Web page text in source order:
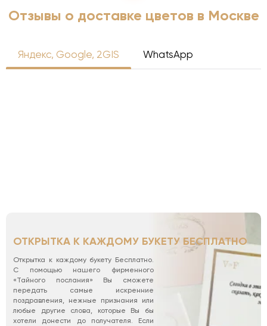
Отзывы о доставке цветов в Москве
Яндекс, Google, 2GIS WhatsApp
ОТКРЫТКА К КАЖДОМУ БУКЕТУ БЕСПЛАТНО
Открытка к каждому букету Бесплатно.
С помощью нашего фирменного
«Тайного послания» Вы сможете
передать самые искренние
поздравления, нежные признания или
любые другие слова, которые Вы бы
хотели донести до получателя. Если